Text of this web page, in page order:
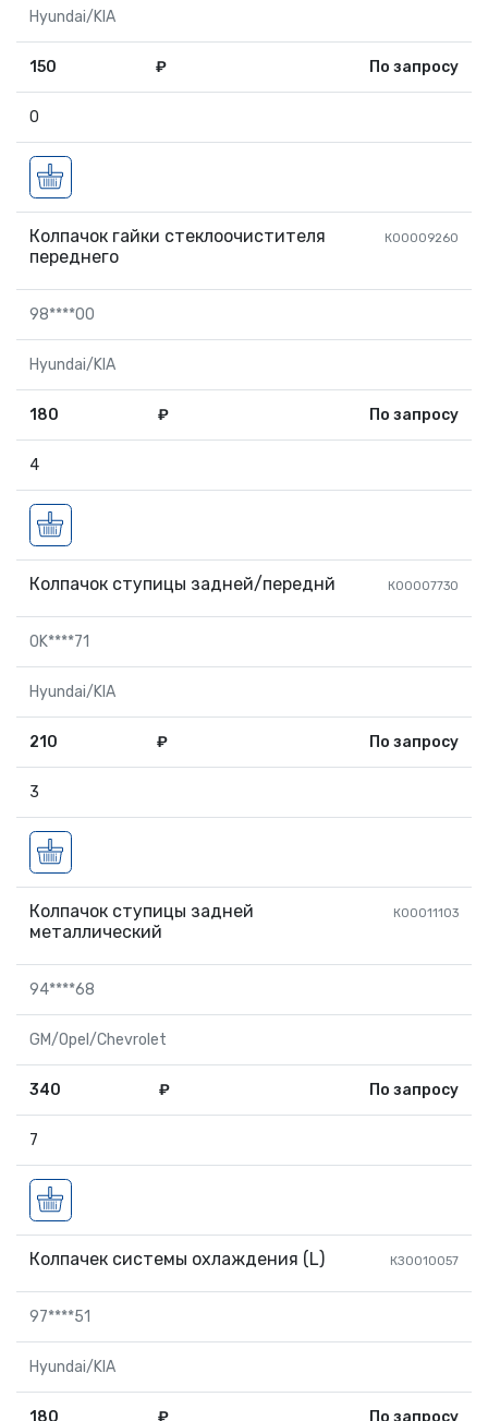
Hyundai/KIA
150 ₽ По запросу
0
Колпачок гайки стеклоочистителя
переднего
К00009260
98****00
Hyundai/KIA
180 ₽ По запросу
4
Колпачок ступицы задней/переднй К00007730
0K****71
Hyundai/KIA
210 ₽ По запросу
3
Колпачок ступицы задней
металлический
К00011103
94****68
GM/Opel/Chevrolet
340 ₽ По запросу
7
Колпачек системы охлаждения (L) КЗ0010057
97****51
Hyundai/KIA
180 ₽ По запросу